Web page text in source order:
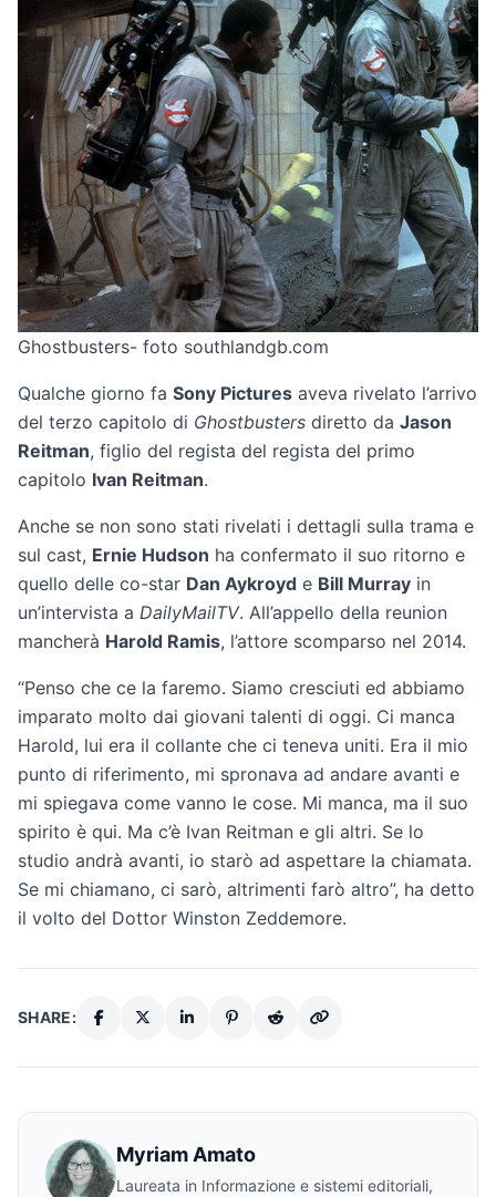
Ghostbusters- foto southlandgb.com
Qualche giorno fa Sony Pictures aveva rivelato l’arrivo
del terzo capitolo di Ghostbusters diretto da Jason
Reitman, figlio del regista del regista del primo
capitolo Ivan Reitman.
Anche se non sono stati rivelati i dettagli sulla trama e
sul cast, Ernie Hudson ha confermato il suo ritorno e
quello delle co-star Dan Aykroyd e Bill Murray in
un’intervista a DailyMailTV. All’appello della reunion
mancherà Harold Ramis, l’attore scomparso nel 2014.
“Penso che ce la faremo. Siamo cresciuti ed abbiamo
imparato molto dai giovani talenti di oggi. Ci manca
Harold, lui era il collante che ci teneva uniti. Era il mio
punto di riferimento, mi spronava ad andare avanti e
mi spiegava come vanno le cose. Mi manca, ma il suo
spirito è qui. Ma c’è Ivan Reitman e gli altri. Se lo
studio andrà avanti, io starò ad aspettare la chiamata.
Se mi chiamano, ci sarò, altrimenti farò altro”, ha detto
il volto del Dottor Winston Zeddemore.
SHARE:
Myriam Amato
Laureata in Informazione e sistemi editoriali,